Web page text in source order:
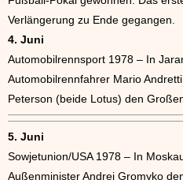
Verlängerung zu Ende gegangen.
4. Juni
Automobilrennsport 1978 – In
Automobilrennfahrer Mario
Peterson (beide Lotus) den
5. Juni
Sowjetunion/USA 1978 – In
Außenminister Andrei Gromyko